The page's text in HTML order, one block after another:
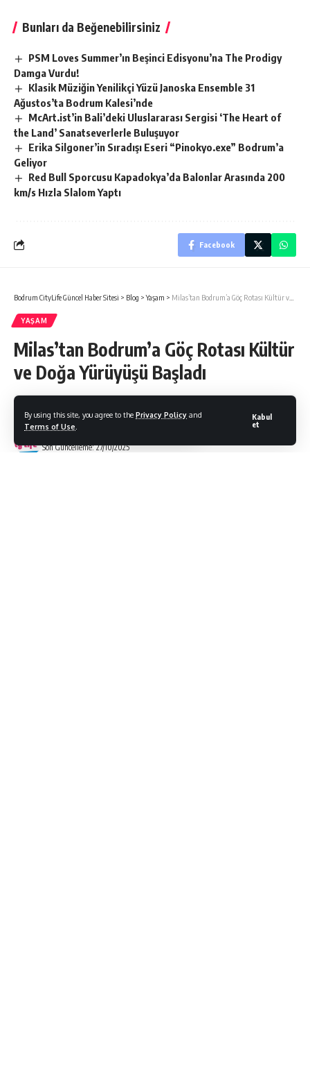
By using this site, you agree to the Privacy Policy and
Terms of Use
Kabul
et
Bunları da Beğenebilirsiniz
PSM Loves Summer’ın Beşinci Edisyonu’na The Prodigy
Damga Vurdu!
Klasik Müziğin Yenilikçi Yüzü Janoska Ensemble 31
Ağustos’ta Bodrum Kalesi’nde
McArt.ist’in Bali’deki Uluslararası Sergisi ‘The Heart of
the Land’ Sanatseverlerle Buluşuyor
Erika Silgoner’in Sıradışı Eseri “Pinokyo.exe” Bodrum’a
Geliyor
Red Bull Sporcusu Kapadokya’da Balonlar Arasında 200
km/s Hızla Slalom Yaptı
Facebook
Bodrum CityLife Güncel Haber Sitesi > Blog >Yaşam > Milas’tan Bodrum’a Göç Rotası Kültür ve Doğa Yürüyüşü Başladı
YAŞAM
Milas’tan Bodrum’a Göç Rotası Kültür
ve Doğa Yürüyüşü Başladı
Son Güncelleme: 27/10/2025
Bodrum Citylife